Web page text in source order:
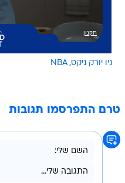
ניו יורק ניקס NBA
טרם התפרסמו תגובות